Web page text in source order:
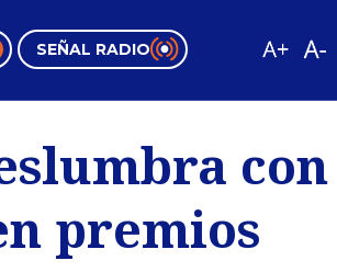
SEÑAL RADIO
Tendencias
Videos
con
premios